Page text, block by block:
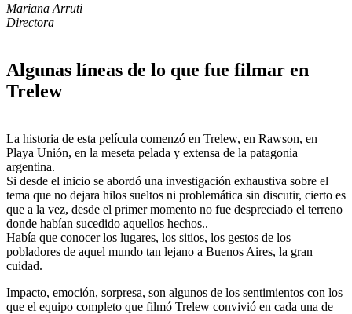
Mariana Arruti
Directora
Algunas líneas de lo que fue filmar en
Trelew
La historia de esta película comenzó en Trelew, en Rawson, en
Playa Unión, en la meseta pelada y extensa de la patagonia
argentina.
Si desde el inicio se abordó una investigación exhaustiva sobre el
tema que no dejara hilos sueltos ni problemática sin discutir, cierto es
que a la vez, desde el primer momento no fue despreciado el terreno
donde habían sucedido aquellos hechos..
Había que conocer los lugares, los sitios, los gestos de los
pobladores de aquel mundo tan lejano a Buenos Aires, la gran
cuidad.
Impacto, emoción, sorpresa, son algunos de los sentimientos con los
que el equipo completo que filmó Trelew convivió en cada una de